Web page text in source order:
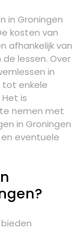
in Groningen
kosten van
afhankelijk van
lessen. Over
in
tot enkele
is
nemen met
in Groningen
eventuele